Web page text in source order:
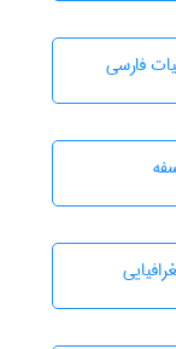
فارسی